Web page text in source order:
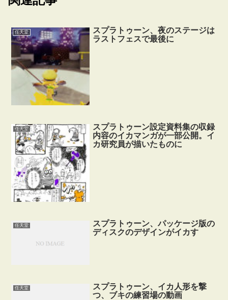
任天堂
スプラトゥーン、夜のステージは
ラストフェスで最後に
任天堂
スプラトゥーン設定資料集の収録
内容のイカマンガが一部公開。イ
カ研究員が描いたものに
任天堂
スプラトゥーン、パッケージ版の
ディスクのデザインがイカす
任天堂
スプラトゥーン、イカ人形を撃
つ、ブキの練習場の動画